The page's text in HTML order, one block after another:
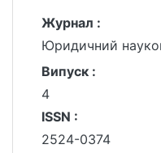
Журнал :
Юридичний
Випуск :
4
ISSN :
2524-0374